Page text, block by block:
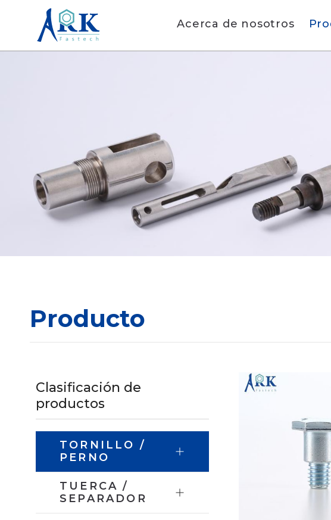
Acerca de nosotros
Producto
Clasificación de
productos
TORNILLO /
PERNO
TUERCA /
SEPARADOR